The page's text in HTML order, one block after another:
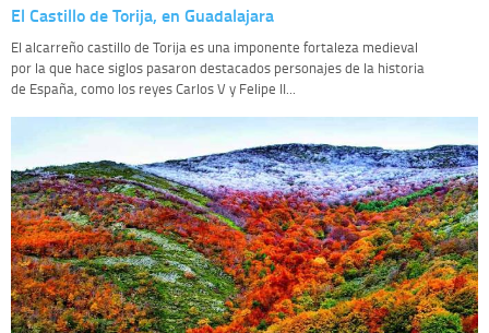
El Castillo de Torija, en Guadalajara
El alcarreño castillo de Torija es una imponente fortaleza medieval
por la que hace siglos pasaron destacados personajes de la historia
de España, como los reyes Carlos V y Felipe II...